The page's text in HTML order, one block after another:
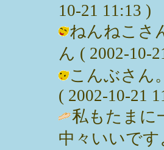
10-21 11:13 )
ねんねこさ
ん ( 2002-10-
こんぶさん
( 2002-10-21
私もたまに
中々いいで